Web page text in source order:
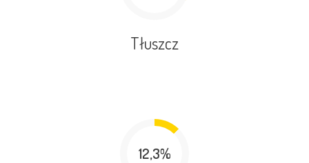
Tłuszcz
12,3%